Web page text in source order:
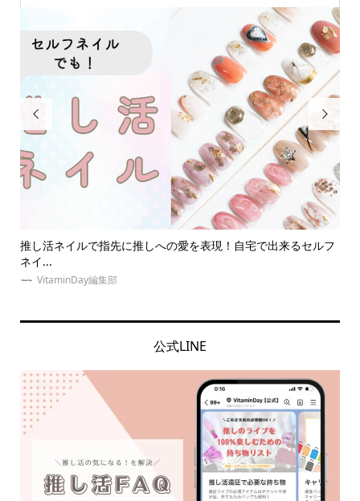

推し活ネイルで指先に推しへの愛を表現！自宅で出来るセルフ
ネイ...
VitaminDay編集部

公式LINE